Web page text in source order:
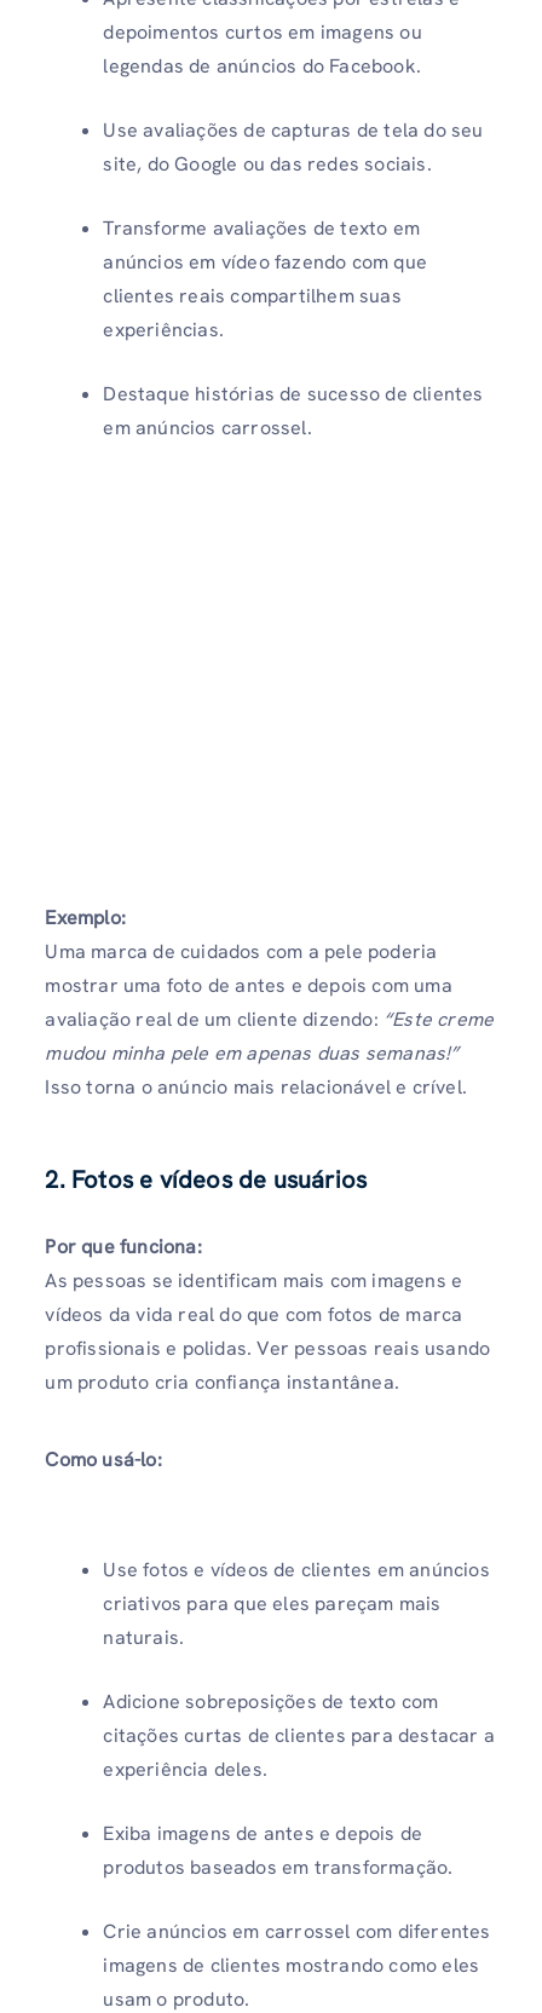
depoimentos curtos em imagens ou
legendas de anúncios do Facebook.
Use avaliações de capturas de tela do seu
site, do Google ou das redes sociais.
Transforme avaliações de texto em
anúncios em vídeo fazendo com que
clientes reais compartilhem suas
experiências.
Destaque histórias de sucesso de clientes
em anúncios carrossel.
Exemplo:
Uma marca de cuidados com a pele poderia
mostrar uma foto de antes e depois com uma
avaliação real de um cliente dizendo: “Este creme
mudou minha pele em apenas duas semanas!”
Isso torna o anúncio mais relacionável e crível.
2. Fotos e vídeos de usuários
Por que funciona:
As pessoas se identificam mais com imagens e
vídeos da vida real do que com fotos de marca
profissionais e polidas. Ver pessoas reais usando
um produto cria confiança instantânea.
Como usá-lo:
Use fotos e vídeos de clientes em anúncios
criativos para que eles pareçam mais
naturais.
Adicione sobreposições de texto com
citações curtas de clientes para destacar a
experiência deles.
Exiba imagens de antes e depois de
produtos baseados em transformação.
Crie anúncios em carrossel com diferentes
imagens de clientes mostrando como eles
usam o produto.